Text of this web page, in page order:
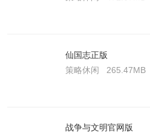
仙国志正版
策略休闲
265.47MB
战争与文明官网版